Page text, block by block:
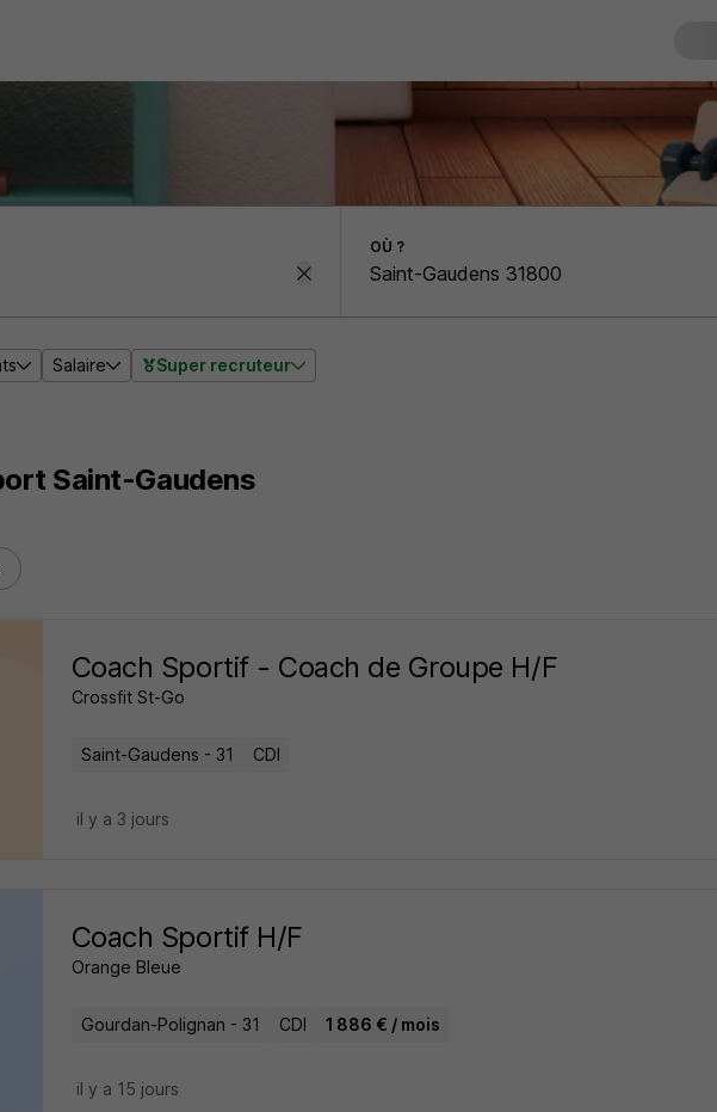
OÙ ?
Salaire Super recruteur
Saint-Gaudens
Coach Sportif - Coach de Groupe H/F
Crossfit St-Go
Saint-Gaudens - 31 CDI
il y a 3 jours
Coach Sportif H/F
Orange Bleue
Gourdan-Polignan - 31 CDI 1 886 € / mois
il y a 15 jours